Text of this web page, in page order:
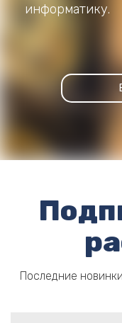
информатику.
Последние